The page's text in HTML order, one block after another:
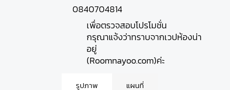
0840704814
เพื่อตรวจสอบโปรโมชั่น
กรุณาแจ้งว่าทราบจากเวปห้องน่า
อยู่
(Roomnayoo.com)ค่ะ
รูปภาพ แผนที่